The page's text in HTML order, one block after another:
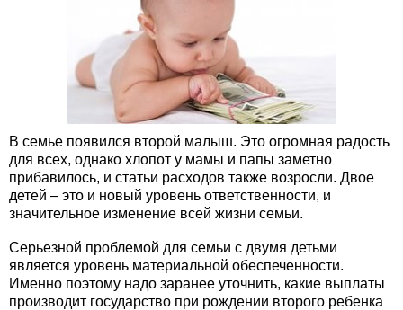
В семье появился второй малыш. Это огромная радость
для всех, однако хлопот у мамы и папы заметно
прибавилось, и статьи расходов также возросли. Двое
детей – это и новый уровень ответственности, и
значительное изменение всей жизни семьи.
Серьезной проблемой для семьи с двумя детьми
является уровень материальной обеспеченности.
Именно поэтому надо заранее уточнить, какие выплаты
производит государство при рождении второго ребенка